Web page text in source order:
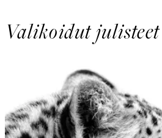
Valikoidut julisteet